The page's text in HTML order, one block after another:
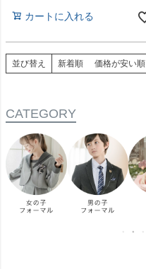
カートに入れる
並び替え 新着順 価格が安い順
CATEGORY